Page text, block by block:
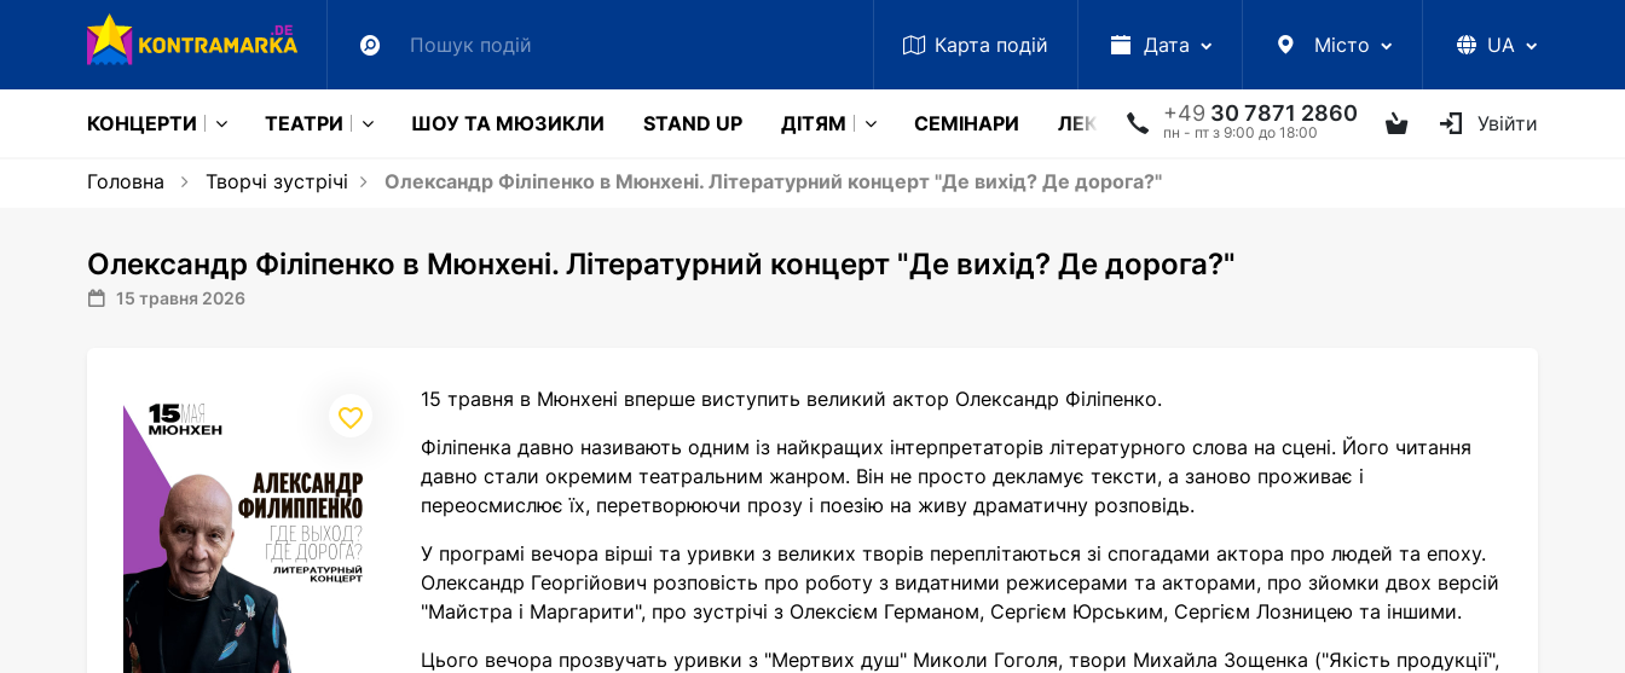
Карта подій Дата Місто UA
+49 30 7871 2860
пн - пт з 9:00 до 18:00 Увійти
КОНЦЕРТИ ТЕАТРИ ШОУ ТА МЮЗИКЛИ STAND UP ДІТЯМ СЕМІНАРИ ЛЕКЦІЇ УКРАЇНСЬКІ АРТИСТИ ІНШЕ ТВОРЧІ
Головна Творчі зустрічі Олександр Філіпенко в Мюнхені. Літературний концерт "Де вихід? Де дорога?"
Олександр Філіпенко в Мюнхені. Літературний концерт "Де вихід? Де дорога?"
15 травня 2026
15 травня в Мюнхені вперше виступить великий актор Олександр Філіпенко.
Філіпенка давно називають одним із найкращих інтерпретаторів літературного слова на сцені. Його читання
давно стали окремим театральним жанром. Він не просто декламує тексти, а заново проживає і
переосмислює їх, перетворюючи прозу і поезію на живу драматичну розповідь.
У програмі вечора вірші та уривки з великих творів переплітаються зі спогадами актора про людей та епоху.
Олександр Георгійович розповість про роботу з видатними режисерами та акторами, про зйомки двох версій
"Майстра і Маргарити", про зустрічі з Олексієм Германом, Сергієм Юрським, Сергієм Лозницею та іншими.
Цього вечора прозвучать уривки з "Мертвих душ" Миколи Гоголя, твори Михайла Зощенка ("Якість продукції",